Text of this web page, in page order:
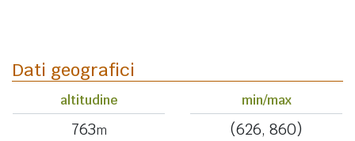
Dati geografici
altitudine
763m
min/max
(626, 860)